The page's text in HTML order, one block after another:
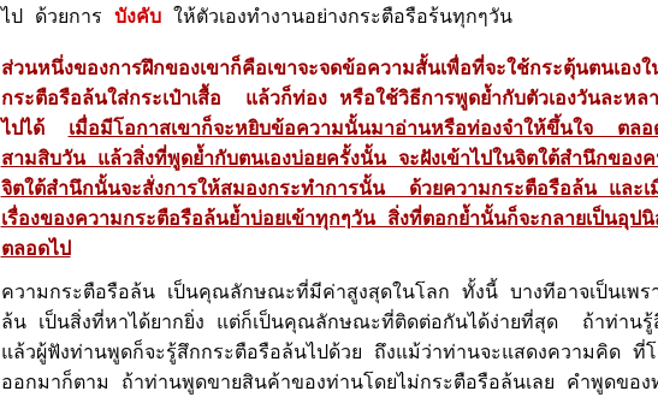
ไป ด้วยการ บังคับให้ตัวเองทำงานอย่างกระตือรือร้นทุกๆวัน
ส่วนหนึ่งของการฝึกของเขาก็คือเขาจะจดข้อความสั้นเพื่อที่จะใช้กระตุ้นตนเองใ
กระตือรือล้นใส่กระเป๋าเสื้อ แล้วก็ท่อง หรือใช้วิธีการพูดย้ำกับตัวเองวันละหลา
ไปได้ เมื่อมีโอกาสเขาก็จะหยิบข้อความนั้นมาอ่านหรือท่องจำให้ขึ้นใจ ตลอ
สามสิบวัน แล้วสิ่งที่พูดย้ำกับตนเองบ่อยครั้งนั้น จะฝังเข้าไปในจิตใต้สำนึกของ
จิตใต้สำนึกนั้นจะสั่งการให้สมองกระทำการนั้น ด้วยความกระตือรือล้น และเ
เรื่องของความกระตือรือล้นย้ำบ่อยเข้าทุกๆวัน สิ่งที่ตอกย้ำนั้นก็จะกลายเป็นอุป
ตลอดไป
ความกระตือรือล้น เป็นคุณลักษณะที่มีค่าสูงสุดในโลก ทั้งนี้ บางทีอาจเป็นเพร
ล้น เป็นสิ่งที่หาได้ยากยิ่ง แต่ก็เป็นคุณลักษณะที่ติดต่อกันได้ง่ายที่สุด ถ้าท่านรู้
แล้วผู้ฟังท่านพูดก็จะรู้สึกกระตือรือล้นไปด้วย ถึงแม้ว่าท่านจะแสดงความคิด ที่โ
ออกมาก็ตาม ถ้าท่านพูดขายสินค้าของท่านโดยไม่กระตือรือล้นเลย คำพูดของ